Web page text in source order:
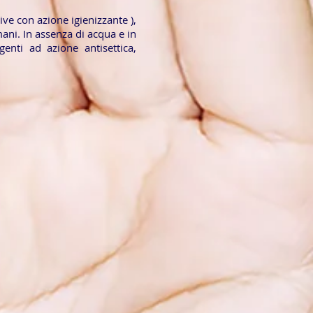
con azione igienizzante ),
In assenza di acqua e in
ad azione antisettica,